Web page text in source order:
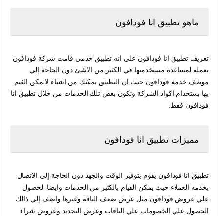
ماهو تطبيق انا فودافون
تعريف تطبيق انا فودافون علي انه تطبيق خدمي قامت شركة فودافون
بعمله لمساعدة مستخدميها في الكثير من الاشئ دون الحاجة إلي
موظف خدمة فودافون حيث ان التطبيق يمكنك من اشياء لايمكن القيم
بها بستخدام اكواد الشركة وتكون بعض تلك الخدمات من خلال تطبيق انا
فودافون فقط.
مميزات تطبيق انا فودافون
تطبيق انا فودافون يقوم بتوفير الوقت والجهد دون الحاجة إلي الاتصال
بخدمه العملاء حيث يمكن القيام بالكثير من الخدمات وايضا الحصول
علي عروض فودافون مثل عرض ضعف الباقة وغيرها واضف إلي ذالك
الحصول علي الخصومات علي الباقات وعرض التجديد وعروض شراء